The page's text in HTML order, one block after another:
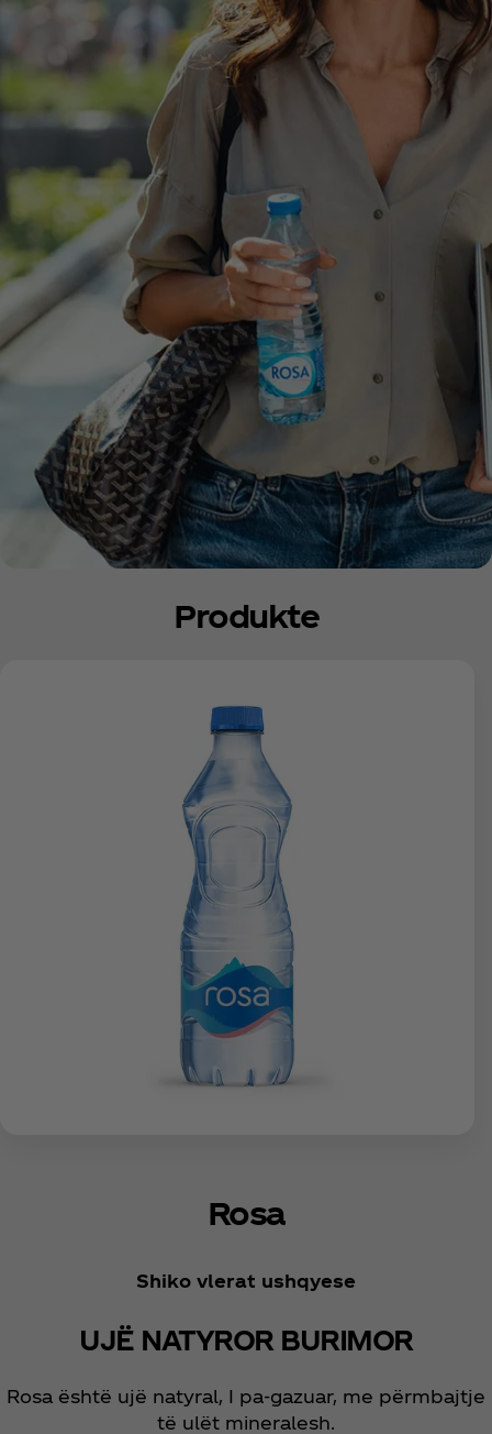
Produkte
Rosa
Shiko vlerat ushqyese
UJË NATYROR BURIMOR
Rosa është ujë natyral, I pa-gazuar, me përmbajtje
të ulët mineralesh.